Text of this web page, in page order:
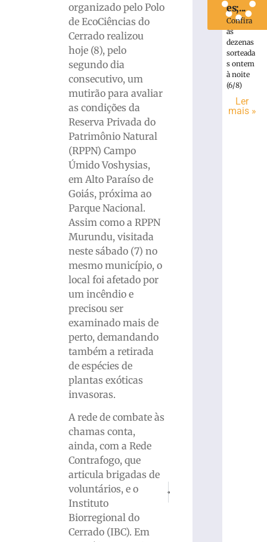
organizado pelo Polo
de EcoCiências do
Cerrado realizou
hoje (8), pelo
segundo dia
consecutivo, um
mutirão para avaliar
as condições da
Reserva Privada do
Patrimônio Natural
(RPPN) Campo
Úmido Voshysias,
em Alto Paraíso de
Goiás, próxima ao
Parque Nacional.
Assim como a RPPN
Murundu, visitada
neste sábado (7) no
mesmo município, o
local foi afetado por
um incêndio e
precisou ser
examinado mais de
perto, demandando
também a retirada
de espécies de
plantas exóticas
invasoras.
A rede de combate às
chamas conta,
ainda, com a Rede
Contrafogo, que
articula brigadas de
voluntários, e o
Instituto
Biorregional do
Cerrado (IBC). Em
es;...
Confira
as
dezenas
sorteada
s ontem
à noite
(6/8)
Ler
mais »